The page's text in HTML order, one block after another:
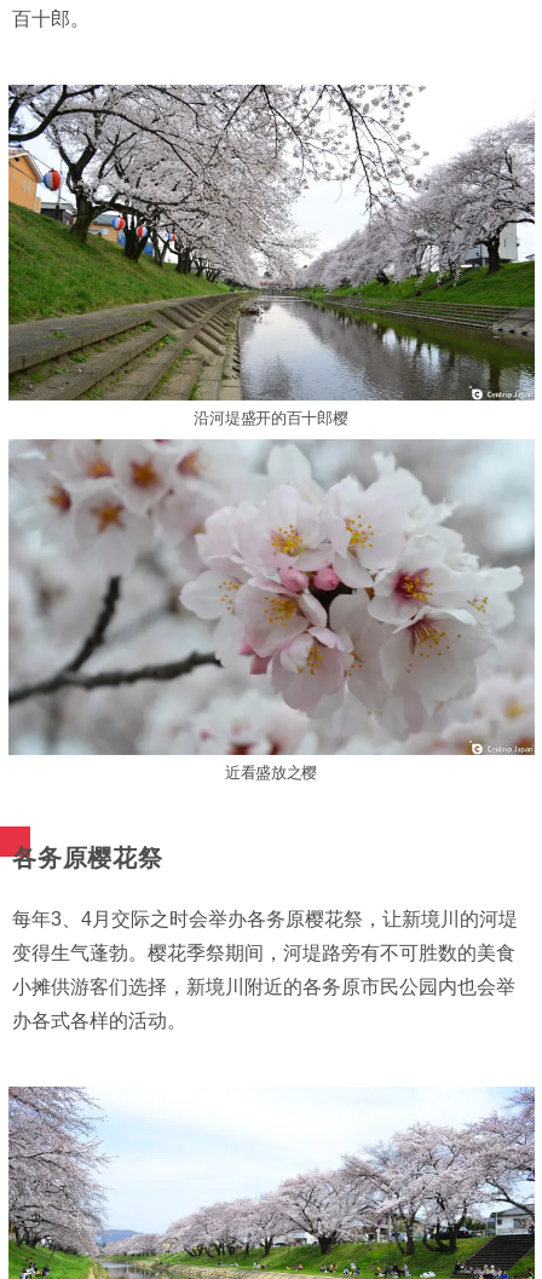
百十郎。
沿河堤盛开的百十郎樱
近看盛放之樱
各务原樱花祭
每年3、4月交际之时会举办各务原樱花祭，让新境川的河堤
变得生气蓬勃。樱花季祭期间，河堤路旁有不可胜数的美食
小摊供游客们选择，新境川附近的各务原市民公园内也会举
办各式各样的活动。